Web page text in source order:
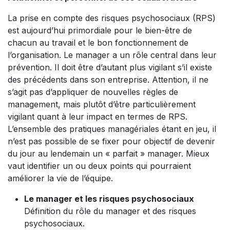
La prise en compte des risques psychosociaux (RPS)
est aujourd’hui primordiale pour le bien-être de
chacun au travail et le bon fonctionnement de
l’organisation. Le manager a un rôle central dans leur
prévention. Il doit être d’autant plus vigilant s’il existe
des précédents dans son entreprise. Attention, il ne
s’agit pas d’appliquer de nouvelles règles de
management, mais plutôt d’être particulièrement
vigilant quant à leur impact en termes de RPS.
L’ensemble des pratiques managériales étant en jeu, il
n’est pas possible de se fixer pour objectif de devenir
du jour au lendemain un « parfait » manager. Mieux
vaut identifier un ou deux points qui pourraient
améliorer la vie de l’équipe.
Le manager et les risques psychosociaux
Définition du rôle du manager et des risques
psychosociaux.